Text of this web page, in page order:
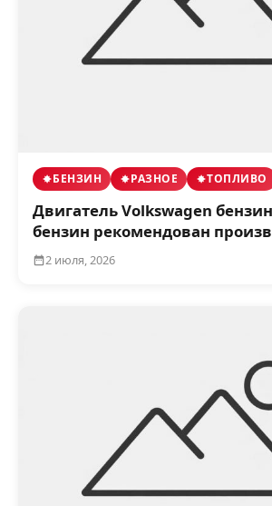
БЕНЗИН РАЗНОЕ ТОПЛИВО
Двигатель Volkswagen
бензин рекомендован
2 июля, 2026